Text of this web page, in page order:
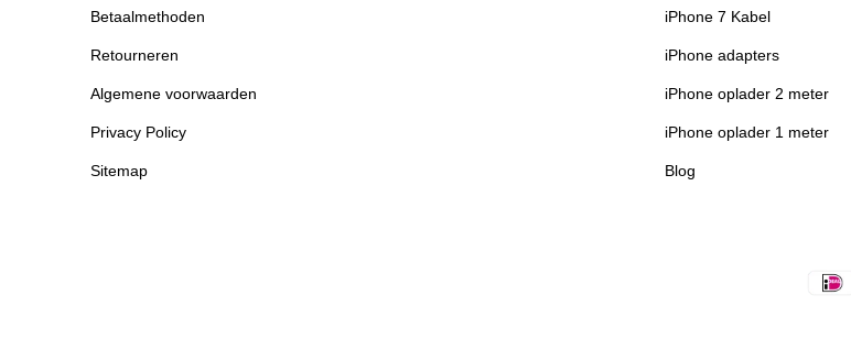
Betaalmethoden
Retourneren
Algemene voorwaarden
Privacy Policy
Sitemap
iPhone 7 Kabel
iPhone adapters
iPhone oplader 2 meter
iPhone oplader 1 meter
Blog